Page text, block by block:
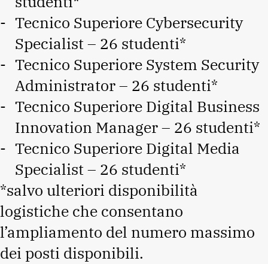
Tecnico Superiore Cybersecurity
Specialist – 26 studenti*
Tecnico Superiore System Security
Administrator – 26 studenti*
Tecnico Superiore Digital Business
Innovation Manager – 26 studenti*
Tecnico Superiore Digital Media
Specialist – 26 studenti*
*salvo ulteriori disponibilità
logistiche che consentano
l’ampliamento del numero massimo
dei posti disponibili.